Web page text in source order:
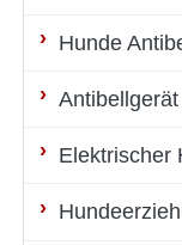
Hunde
Antibellgerät
Elektrischer